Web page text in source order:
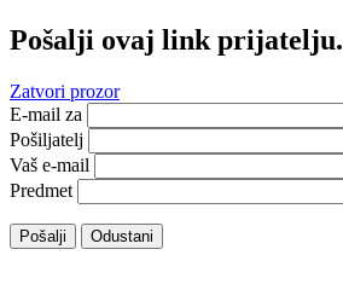
Pošalji ovaj link prijatelju.
Zatvori prozor
E-mail za
Pošiljatelj
Vaš e-mail
Predmet
Pošalji Odustani